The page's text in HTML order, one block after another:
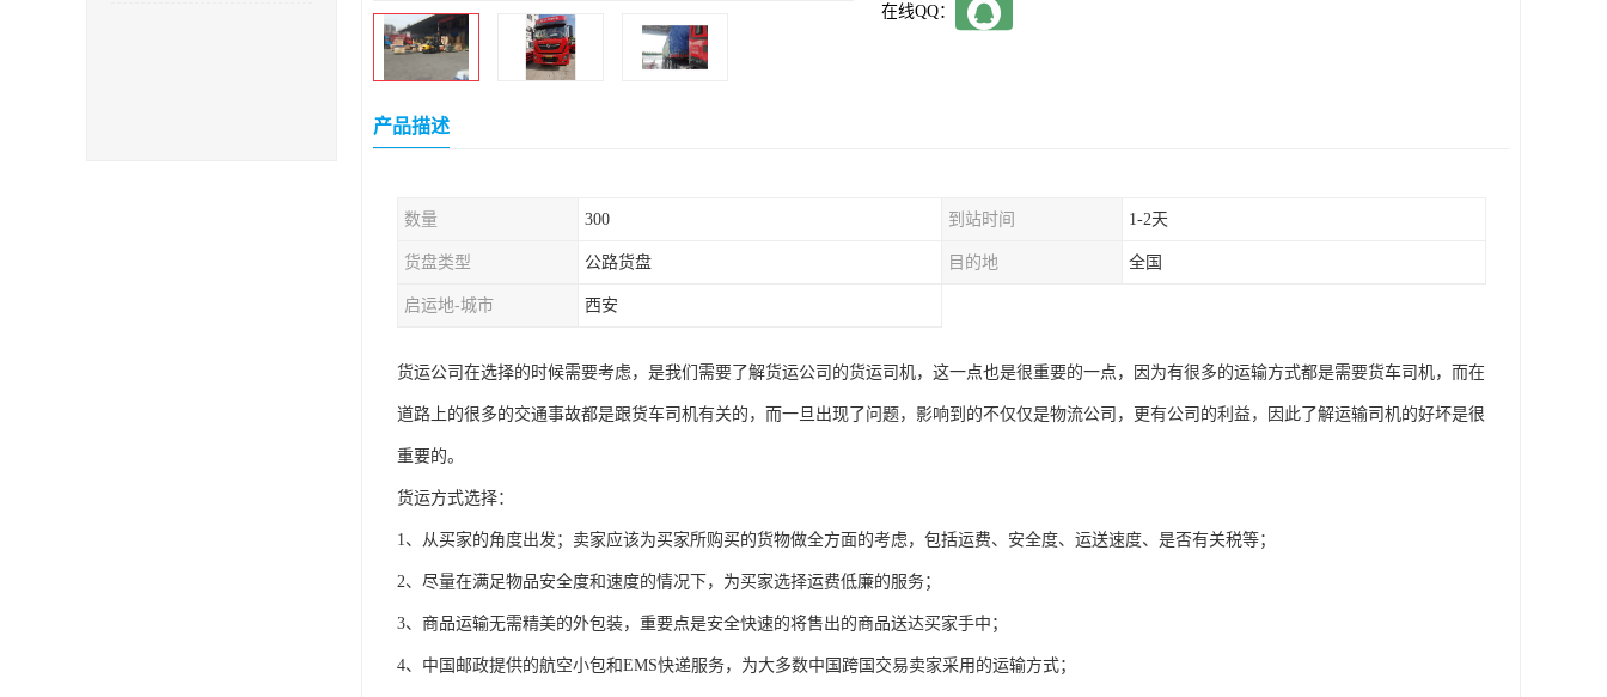
在线QQ：
产品描述
数量 300 到站时间 1-2天
货盘类型 公路货盘 目的地 全国
启运地-城市 西安
货运公司在选择的时候需要考虑，是我们需要了解货运公司的货运司机，这一点也是很重要的一点，因为有很多的运输方式都是需要货车司机，而在
道路上的很多的交通事故都是跟货车司机有关的，而一旦出现了问题，影响到的不仅仅是物流公司，更有公司的利益，因此了解运输司机的好坏是很
重要的。
货运方式选择：
1、从买家的角度出发；卖家应该为买家所购买的货物做全方面的考虑，包括运费、安全度、运送速度、是否有关税等；
2、尽量在满足物品安全度和速度的情况下，为买家选择运费低廉的服务；
3、商品运输无需精美的外包装，重要点是安全快速的将售出的商品送达买家手中；
4、中国邮政提供的航空小包和EMS快递服务，为大多数中国跨国交易卖家采用的运输方式；